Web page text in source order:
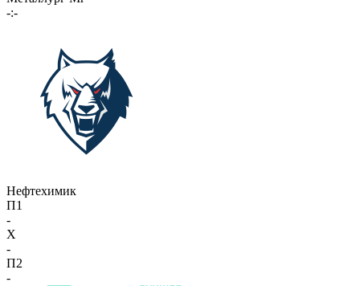
-:-
Нефтехимик
П1
-
X
-
П2
-